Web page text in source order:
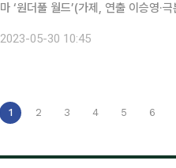
마 ‘원더풀 월드’(가제, 연출 이승영·
지는 이야기를 그렸다. 드라마 ‘트레이
2023-05-30 10:45
1 2 3 4 5 6